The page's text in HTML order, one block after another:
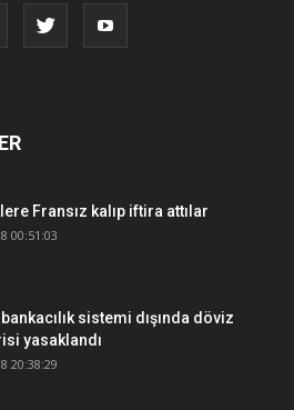
Fransız kalıp iftira attılar
00:51:03
sistemi dışında döviz
yasaklandı
20:38:29